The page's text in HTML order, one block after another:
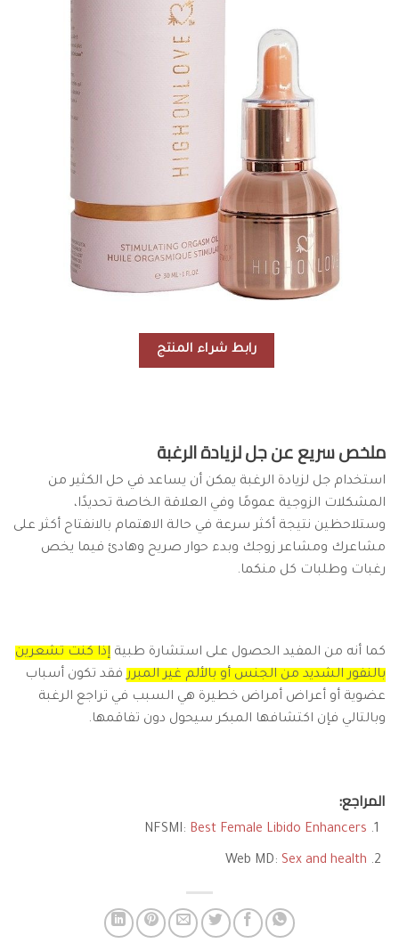
رابط شراء المنتج
ملخص سريع عن جل لزيادة الرغبة
استخدام جل لزيادة الرغبة يمكن أن يساعد في حل الكثير من
المشكلات الزوجية عمومًا وفي العلاقة الخاصة تحديدًا،
وستلاحظين نتيجة أكثر سرعة في حالة الاهتمام بالانفتاح أكثر على
مشاعرك ومشاعر زوجك وبدء حوار صريح وهادئ فيما يخص
رغبات وطلبات كل منكما.
كما أنه من المفيد الحصول على استشارة طبية إذا كنت تشعرين
بالنفور الشديد من الجنس أو بالألم غير المبررفقد تكون أسباب
عضوية أو أعراض أمراض خطيرة هي السبب في تراجع الرغبة
وبالتالي فإن اكتشافها المبكر سيحول دون تفاقمها.
المراجع:
NFSMI: Best Female Libido Enhancers
Web MD: Sex and health